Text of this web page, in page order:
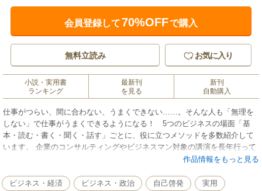
会員登録して70%OFFで購入
無料立読み お気に入り
小説・実用書
ランキング
最新刊
を見る
新刊
自動購入
仕事がつらい、間に合わない、うまくできない……。そんな人も「無理を
しない」で仕事がうまくできるようになる！ 5つのビジネスの場面「基
本・読む・書く・聞く・話す」ごとに、役に立つメソッドを多数紹介して
います。 企業のコンサルティングやビジネスマン対象の講演を長年行って
作品情報をもっと見る
ビジネス・経済 ビジネス・政治 自己啓発 実用